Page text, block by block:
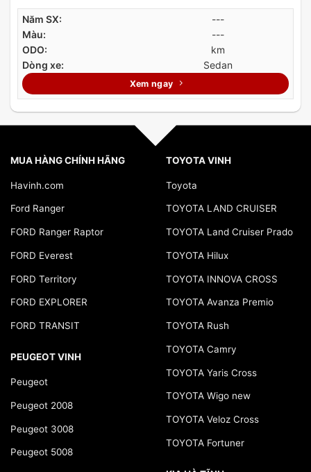
Năm SX:
---
Màu:
---
ODO:
km
Dòng xe:
Sedan
Xem ngay
MUA HÀNG CHÍNH HÃNG
Havinh.com
Ford Ranger
FORD Ranger Raptor
FORD Everest
FORD Territory
FORD EXPLORER
FORD TRANSIT
PEUGEOT VINH
Peugeot
Peugeot 2008
Peugeot 3008
Peugeot 5008
TOYOTA VINH
Toyota
TOYOTA LAND CRUISER
TOYOTA Land Cruiser Prado
TOYOTA Hilux
TOYOTA INNOVA CROSS
TOYOTA Avanza Premio
TOYOTA Rush
TOYOTA Camry
TOYOTA Yaris Cross
TOYOTA Wigo new
TOYOTA Veloz Cross
TOYOTA Fortuner